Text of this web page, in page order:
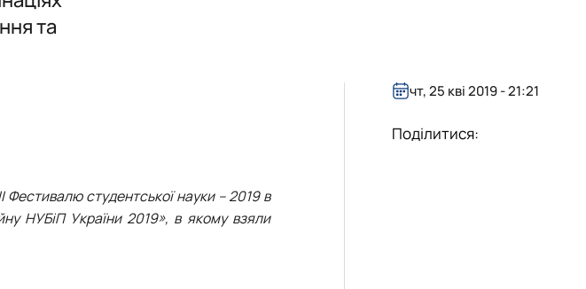
та
Фестивалю студентської науки – 2019 в
НУБіП України 2019», в якому взяли
чт, 25 кві 2019 - 21:21
Поділитися: